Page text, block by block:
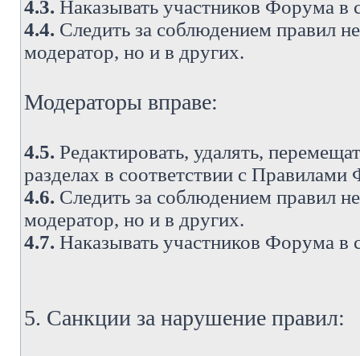
4.3. Наказывать участников Форума
4.4. Следить за соблюдением правил
модератор, но и в других.
Модераторы вправе:
4.5. Редактировать, удалять,
разделах в соответствии с
4.6. Следить за соблюдением правил
модератор, но и в других.
4.7. Наказывать участников Форума
5. Санкции за нарушение правил: